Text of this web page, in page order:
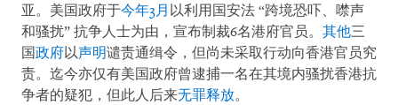
亚。美国政府于今年3月 以利用国安法 “跨境恐吓、噤声
和骚扰” 抗争人士为由，宣布制裁6名港府官员。 其他三
国政府以声明谴责通缉令，但尚未采取行动向香港官员究
责。迄今亦仅有美国政府曾逮捕一名在其境内骚扰香港抗
争者的疑犯，但此人后来无罪释放。